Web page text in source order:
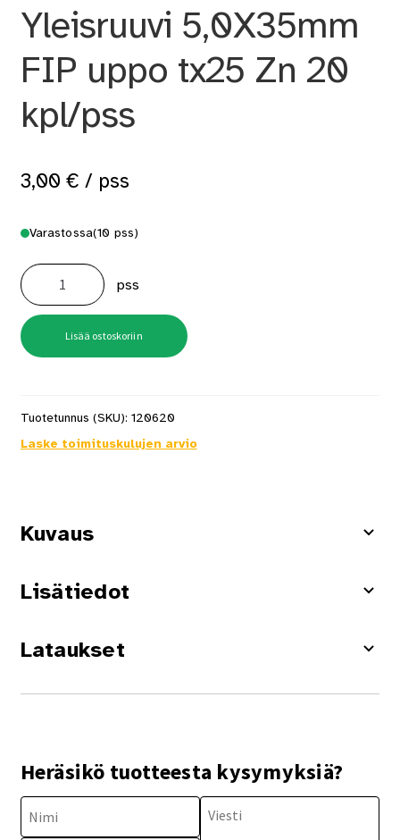
Yleisruuvi 5,0X35mm
FIP uppo tx25 Zn 20
kpl/pss
3,00 € / pss
Varastossa(10 pss)
Yleisruuvi
5,0X35mm
FIP
uppo
tx25
Zn
20
kpl/pss
määrä
pss
Lisää ostoskoriin
Tuotetunnus (SKU): 120620
Laske toimituskulujen arvio
Kuvaus
Lisätiedot
Lataukset
Heräsikö tuotteesta kysymyksiä?